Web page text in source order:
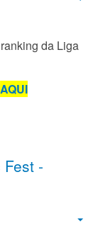
da Liga
AQUI
-